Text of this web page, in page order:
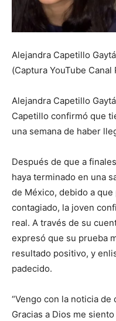
Alejandra Capetillo
(Captura YouTube
Alejandra Capetillo
Capetillo confirmó que
una semana de haber
Después de que a
haya terminado en una
de México, debido a
contagiado, la joven
real. A través de su
expresó que su prueba
resultado positivo, y
padecido.
“Vengo con la noticia
Gracias a Dios me